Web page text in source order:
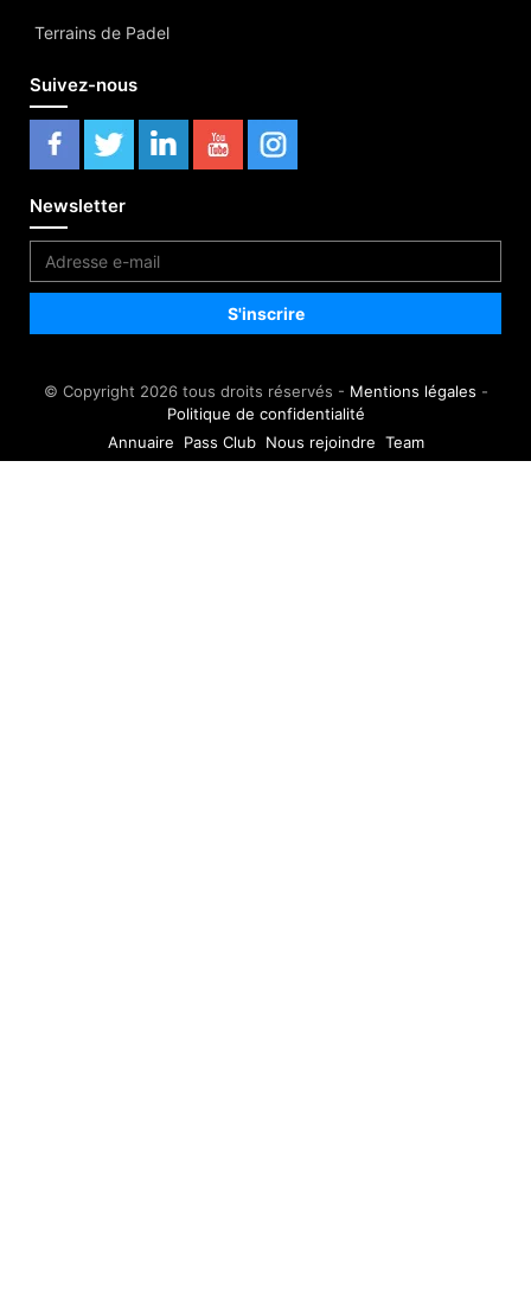
Terrains de Padel
Suivez-nous
Newsletter
© Copyright 2026 tous droits réservés - Mentions légales -
Politique de confidentialité
Annuaire
Pass Club Nous rejoindre Team